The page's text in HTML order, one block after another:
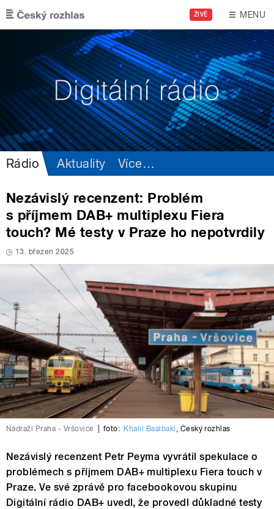
Přejít k hlavnímu obsahu
ŽIVĚ MENU
Rádio Aktuality Více…
Nezávislý recenzent: Problém
s příjmem DAB+ multiplexu Fiera
touch? Mé testy v Praze ho nepotvrdily
13. březen 2025
Nádraží Praha - Vršovice foto: Khalil Baalbaki , Český rozhlas
Nezávislý recenzent Petr Peyma vyvrátil spekulace o
problémech s příjmem DAB+ multiplexu Fiera touch v
Praze. Ve své zprávě pro facebookovou skupinu
Digitální rádio DAB+ uvedl, že provedl důkladné testy